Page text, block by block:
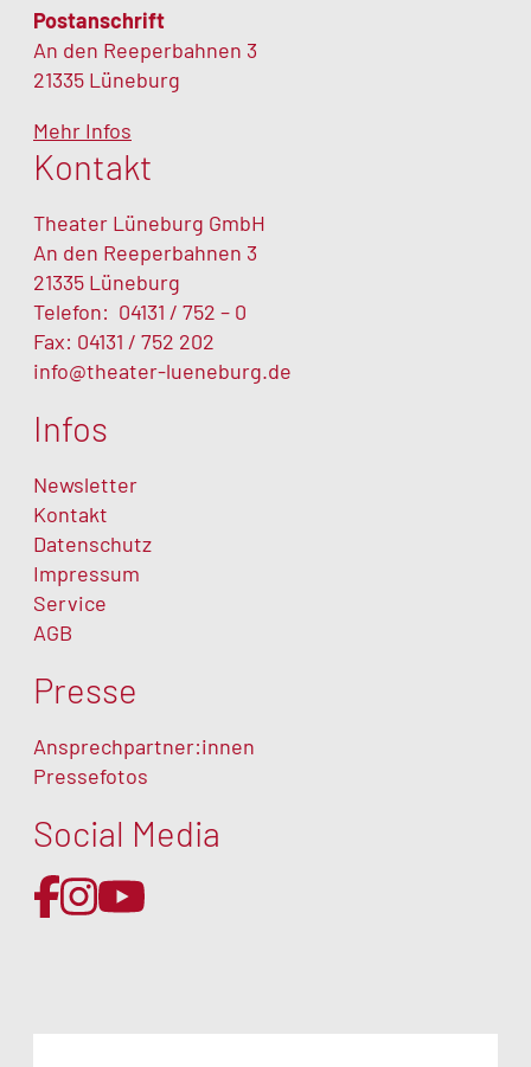
Postanschrift
An den Reeperbahnen 3
21335 Lüneburg
Mehr Infos
Kontakt
Theater Lüneburg GmbH
An den Reeperbahnen 3
21335 Lüneburg
Telefon: 04131 / 752 – 0
Fax: 04131 / 752 202
info@theater-lueneburg.de
Infos
Newsletter
Kontakt
Datenschutz
Impressum
Service
AGB
Presse
Ansprechpartner:innen
Pressefotos
Social Media